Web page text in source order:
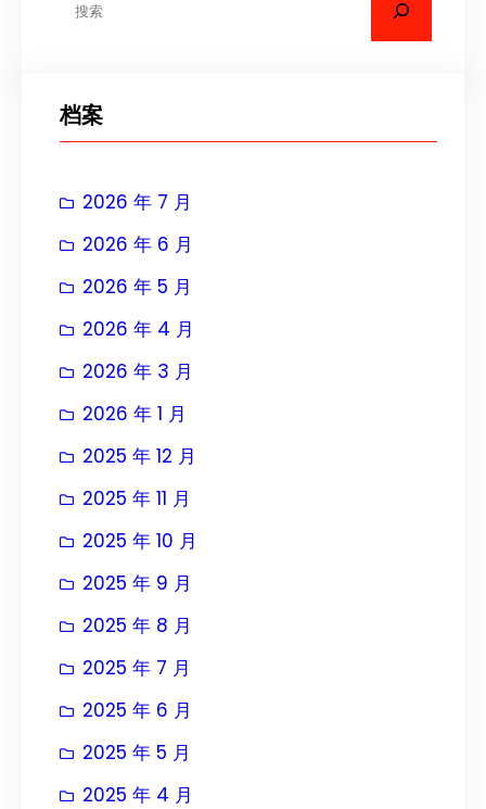
档案
2026 年 7 月
2026 年 6 月
2026 年 5 月
2026 年 4 月
2026 年 3 月
2026 年 1 月
2025 年 12 月
2025 年 11 月
2025 年 10 月
2025 年 9 月
2025 年 8 月
2025 年 7 月
2025 年 6 月
2025 年 5 月
2025 年 4 月